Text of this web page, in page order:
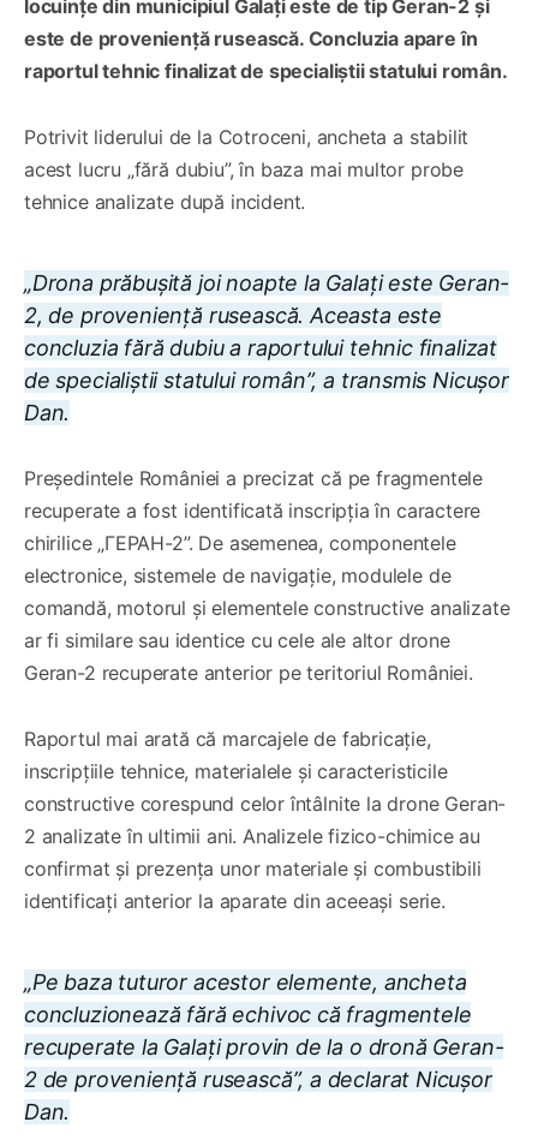
locuințe din municipiul Galați este de tip Geran-2 și
este de proveniență rusească. Concluzia apare în
raportul tehnic finalizat de specialiștii statului român.
Potrivit liderului de la Cotroceni, ancheta a stabilit
acest lucru „fără dubiu”, în baza mai multor probe
tehnice analizate după incident.
„Drona prăbușită joi noapte la Galați este Geran-
2, de proveniență rusească. Aceasta este
concluzia fără dubiu a raportului tehnic finalizat
de specialiștii statului român”, a transmis Nicușor
Dan.
Președintele României a precizat că pe fragmentele
recuperate a fost identificată inscripția în caractere
chirilice „ГЕРАН-2”. De asemenea, componentele
electronice, sistemele de navigație, modulele de
comandă, motorul și elementele constructive analizate
ar fi similare sau identice cu cele ale altor drone
Geran-2 recuperate anterior pe teritoriul României.
Raportul mai arată că marcajele de fabricație,
inscripțiile tehnice, materialele și caracteristicile
constructive corespund celor întâlnite la drone Geran-
2 analizate în ultimii ani. Analizele fizico-chimice au
confirmat și prezența unor materiale și combustibili
identificați anterior la aparate din aceeași serie.
„Pe baza tuturor acestor elemente, ancheta
concluzionează fără echivoc că fragmentele
recuperate la Galați provin de la o dronă Geran-
2 de proveniență rusească”, a declarat Nicușor
Dan.